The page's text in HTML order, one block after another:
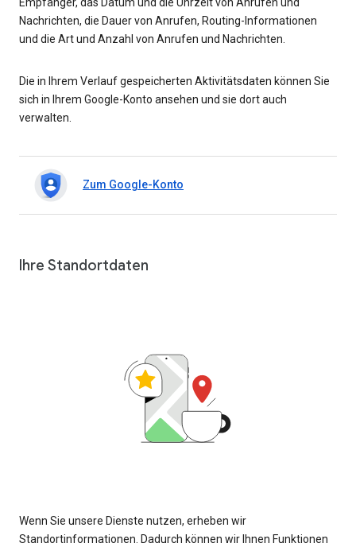
Empfänger, das Datum und die Uhrzeit von Anrufen und
Nachrichten, die Dauer von Anrufen, Routing-Informationen
und die Art und Anzahl von Anrufen und Nachrichten.
Die in Ihrem Verlauf gespeicherten Aktivitätsdaten können Sie
sich in Ihrem Google-Konto ansehen und sie dort auch
verwalten.
Zum Google-Konto
Ihre Standortdaten
Wenn Sie unsere Dienste nutzen, erheben wir
Standortinformationen. Dadurch können wir Ihnen Funktionen